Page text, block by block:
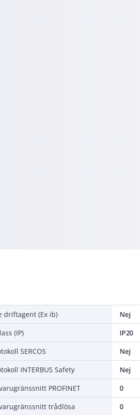
driftagent (Ex ib)
Nej
(IP)
IP20
SERCOS
Nej
INTERBUS Safety
Nej
PROFINET
0
trådlösa
0